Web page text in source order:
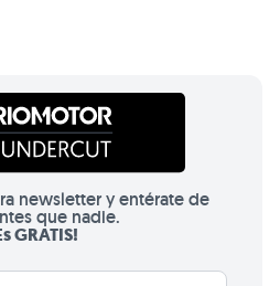
newsletter y entérate de
que nadie.
GRATIS!